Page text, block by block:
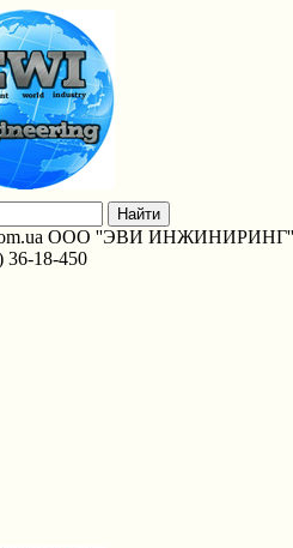
ООО ''ЭВИ ИНЖИНИРИНГ''
36-18-450